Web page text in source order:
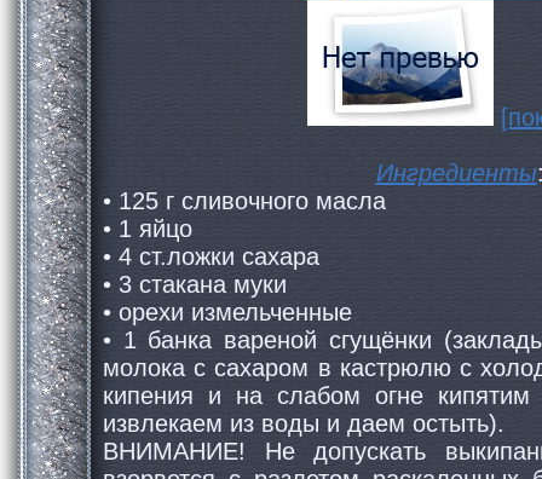
Ингредиенты
• 125 г сливочного масла
• 1 яйцо
• 4 ст.ложки сахара
• 3 стакана муки
• орехи измельченные
• 1 банка вареной сгущёнки
молока с сахаром в кастрюлю с
кипения и на слабом огне
извлекаем из воды и даем остыть).
ВНИМАНИЕ! Не допускать